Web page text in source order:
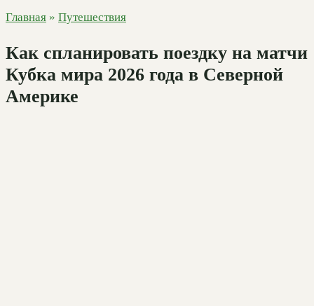
Главная » Путешествия
Как спланировать поездку на матчи
Кубка мира 2026 года в Северной
Америке